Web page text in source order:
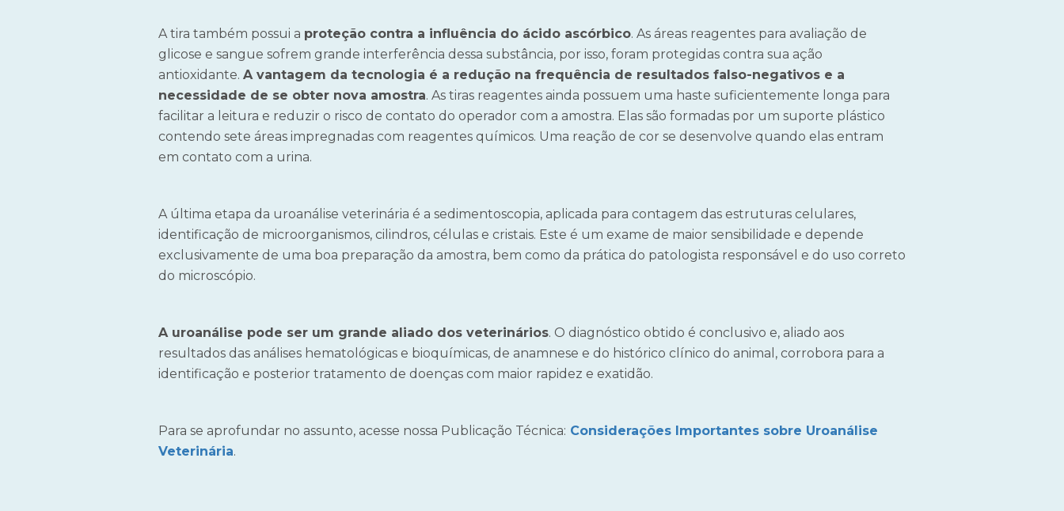
A tira também possui a proteção contra a influência do ácido ascórbico. As áreas reagentes para avaliação de
glicose e sangue sofrem grande interferência dessa substância, por isso, foram protegidas contra sua ação
antioxidante. A vantagem da tecnologia é a redução na frequência de resultados falso-negativos e a
necessidade de se obter nova amostra. As tiras reagentes ainda possuem uma haste suficientemente longa para
facilitar a leitura e reduzir o risco de contato do operador com a amostra. Elas são formadas por um suporte plástico
contendo sete áreas impregnadas com reagentes químicos. Uma reação de cor se desenvolve quando elas entram
em contato com a urina.
A última etapa da uroanálise veterinária é a sedimentoscopia, aplicada para contagem das estruturas celulares,
identificação de microorganismos, cilindros, células e cristais. Este é um exame de maior sensibilidade e depende
exclusivamente de uma boa preparação da amostra, bem como da prática do patologista responsável e do uso correto
do microscópio.
A uroanálise pode ser um grande aliado dos veterinários. O diagnóstico obtido é conclusivo e, aliado aos
resultados das análises hematológicas e bioquímicas, de anamnese e do histórico clínico do animal, corrobora para a
identificação e posterior tratamento de doenças com maior rapidez e exatidão.
Para se aprofundar no assunto, acesse nossa Publicação Técnica: Considerações Importantes sobre Uroanálise
Veterinária.